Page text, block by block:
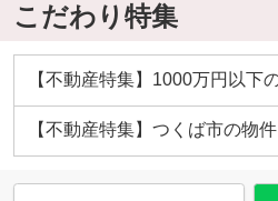
こだわり特集
【不動産特集】1000万円以下
【不動産特集】つくば市の物件